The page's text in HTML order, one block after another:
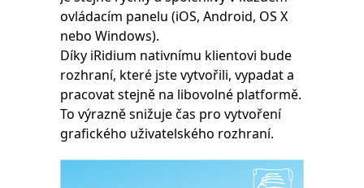
ovládacím panelu (iOS, Android, OS X
nebo Windows).
Díky iRidium nativnímu klientovi bude
rozhraní, které jste vytvořili, vypadat a
pracovat stejně na libovolné platformě.
To výrazně snižuje čas pro vytvoření
grafického uživatelského rozhraní.